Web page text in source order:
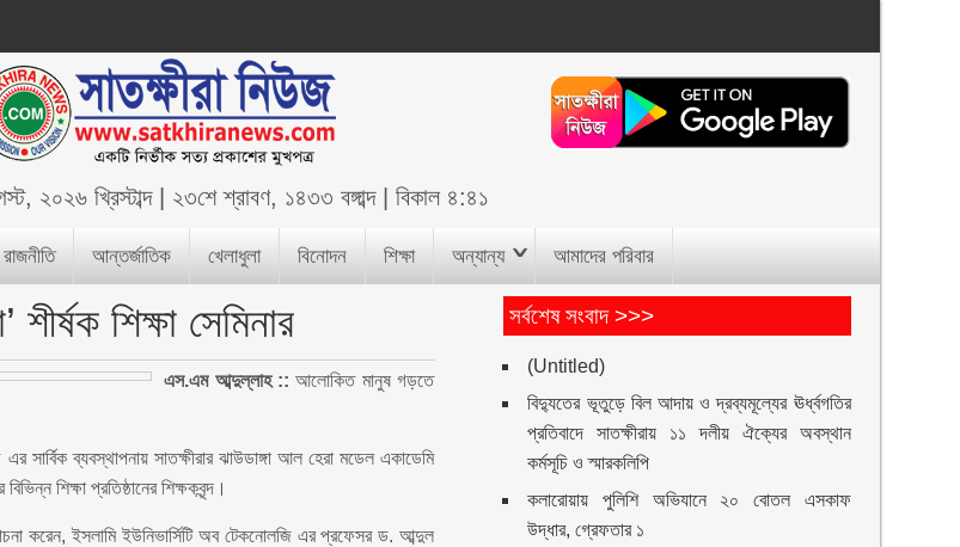
২০২৬ খ্রিস্টাব্দ| ২৩শে শ্রাবণ, ১৪৩৩ বঙ্গাব্দ|বিকাল ৪:৪১
রাজনীতি আন্তর্জাতিক খেলাধুলা বিনোদন শিক্ষা অন্যান্য আমাদের পরিবার
শিক্ষা সেমিনার
এস.এম আব্দুল্লাহ :: আলোকিত মানুষ গড়তে
ব্যবস্থাপনায় সাতক্ষীরার ঝাউডাঙ্গা আল হেরা মডেল একাডেমি
শিক্ষা প্রতিষ্ঠানের শিক্ষকবৃন্দ।
করেন, ইসলামি ইউনিভার্সিটি অব টেকনোলজি এর প্রফেসর ড. আব্দুল
সর্বশেষ সংবাদ >>>
(Untitled)
বিদ্যুতের ভূতুড়ে বিল আদায় ও দ্রব্যমূল্যের ঊর্ধ্বগতির
প্রতিবাদে সাতক্ষীরায় ১১ দলীয় ঐক্যের অবস্থান
কর্মসূচি ও স্মারকলিপি
কলারোয়ায় পুলিশি অভিযানে ২০ বোতল এসকাফ
উদ্ধার, গ্রেফতার ১